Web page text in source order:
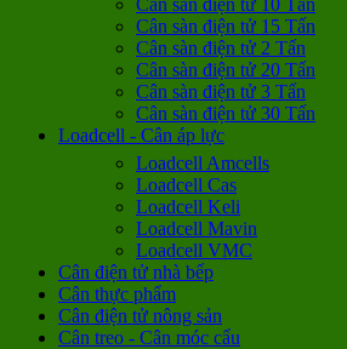
Cân sàn điện tử 10 Tấn
Cân sàn điện tử 15 Tấn
Cân sàn điện tử 2 Tấn
Cân sàn điện tử 20 Tấn
Cân sàn điện tử 3 Tấn
Cân sàn điện tử 30 Tấn
Loadcell - Cân áp lực
Loadcell Amcells
Loadcell Cas
Loadcell Keli
Loadcell Mavin
Loadcell VMC
Cân điện tử nhà bếp
Cân thực phẩm
Cân điện tử nông sản
Cân treo - Cân móc cẩu